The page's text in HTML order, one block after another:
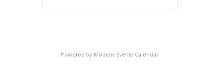
Powered by Modern Events Calendar